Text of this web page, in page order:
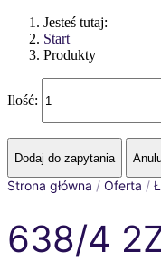
Jesteś tutaj:
Start
Produkty
Ilość:
Strona główna / Oferta /
638/4